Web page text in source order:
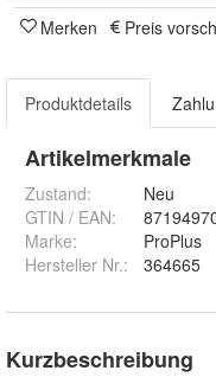
Merken Preis
Produktdetails
Artikelmerkmale
Zustand:
Neu
GTIN / EAN:
Marke:
ProPlus
Hersteller Nr.:
364665
Kurzbeschreibung